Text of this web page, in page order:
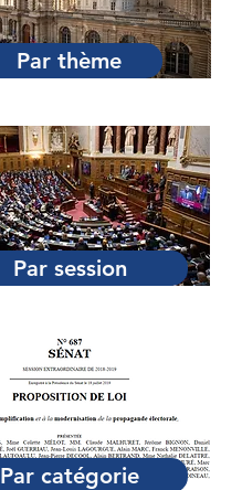
Par thème
Par session
Par catégorie